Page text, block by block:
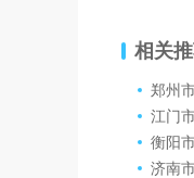
相关
郑州
江门
衡阳
济南